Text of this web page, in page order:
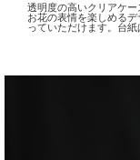
透明度の高いクリアケ
お花の表情を楽しめる
っていただけます。台